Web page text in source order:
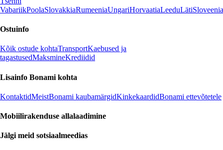
VabariikPoolaSlovakkiaRumeeniaUngariHorvaatiaLeeduLätiSloveenia
Ostuinfo
Kõik ostude kohtaTransportKaebused ja
tagastusedMaksmineKrediidid
Lisainfo Bonami kohta
KontaktidMeistBonami kaubamärgidKinkekaardidBonami ettevõtetele
Mobiilirakenduse allalaadimine
Jälgi meid sotsiaalmeedias